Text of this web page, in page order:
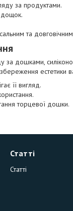
за продуктами.
дощок.
та
дошками,
її вигляд.
торцевої дошки.
Статті
Статті